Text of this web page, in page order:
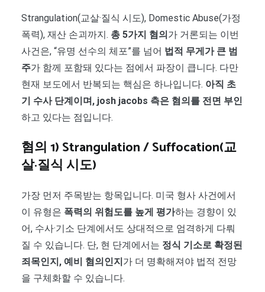
Strangulation(교살·질식 시도), Domestic Abuse(가정
폭력), 재산 손괴까지. 총 5가지 혐의 가 거론되는 이번
사건은, “유명 선수의 체포”를 넘어 법적 무게가 큰 범
주가 함께 포함돼 있다는 점에서 파장이 큽니다. 다만
현재 보도에서 반복되는 핵심은 하나입니다. 아직 초
기 수사 단계이며, josh jacobs 측은 혐의를 전면 부인
하고 있다는 점입니다.
혐의 1) Strangulation / Suffocation(교
살·질식 시도)
가장 먼저 주목받는 항목입니다. 미국 형사 사건에서
이 유형은 폭력의 위험도를 높게 평가하는 경향이 있
어, 수사·기소 단계에서도 상대적으로 엄격하게 다뤄
질 수 있습니다. 단, 현 단계에서는 정식 기소로 확정된
죄목인지, 예비 혐의인지 가 더 명확해져야 법적 전망
을 구체화할 수 있습니다.